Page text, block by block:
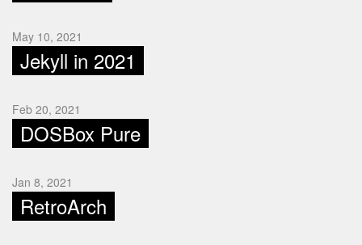
May 10, 2021
Jekyll in 2021
Feb 20, 2021
DOSBox Pure
Jan 8, 2021
RetroArch